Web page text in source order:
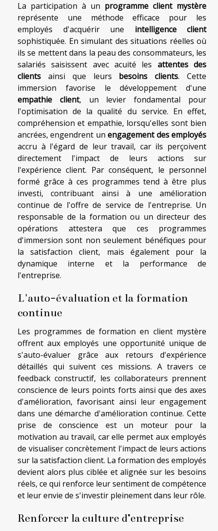
La participation à un programme client mystère
représente une méthode efficace pour les
employés d'acquérir une intelligence client
sophistiquée. En simulant des situations réelles où
ils se mettent dans la peau des consommateurs, les
salariés saisissent avec acuité les attentes des
clients ainsi que leurs besoins clients. Cette
immersion favorise le développement d'une
empathie client, un levier fondamental pour
l'optimisation de la qualité du service. En effet,
compréhension et empathie, lorsqu'elles sont bien
ancrées, engendrent unengagement des employés
accru à l'égard de leur travail, car ils perçoivent
directement l'impact de leurs actions sur
l'expérience client. Par conséquent, le personnel
formé grâce à ces programmes tend à être plus
investi, contribuant ainsi à une amélioration
continue de l'offre de service de l'entreprise. Un
responsable de la formation ou un directeur des
opérations attestera que ces programmes
d'immersion sont non seulement bénéfiques pour
la satisfaction client, mais également pour la
dynamique interne et la performance de
l'entreprise.
L'auto-évaluation et la formation
continue
Les programmes de formation en client mystère
offrent aux employés une opportunité unique de
s'auto-évaluer grâce aux retours d'expérience
détaillés qui suivent ces missions. A travers ce
feedback constructif, les collaborateurs prennent
conscience de leurs points forts ainsi que des axes
d'amélioration, favorisant ainsi leur engagement
dans une démarche d'amélioration continue. Cette
prise de conscience est un moteur pour la
motivation au travail, car elle permet aux employés
de visualiser concrètement l'impact de leurs actions
sur la satisfaction client. La formation des employés
devient alors plus ciblée et alignée sur les besoins
réels, ce qui renforce leur sentiment de compétence
et leur envie de s'investir pleinement dans leur rôle.
Renforcer la culture d’entreprise